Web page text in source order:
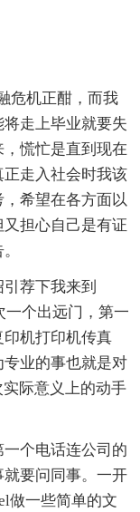
危机正酣，而我
走上毕业就要失
慌忙是直到现在
走入社会时我该
希望在各方面以
担心自己是有证
荐下我来到
个出远门，第一
机打印机传真
业的事也就是对
际意义上的动手
个电话连公司的
要问同事。一开
做一些简单的文